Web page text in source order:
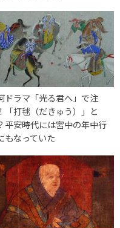
ドラマ「光る君へ」で注
「打毬（だきゅう）」と
平安時代には宮中の年中行
もなっていた